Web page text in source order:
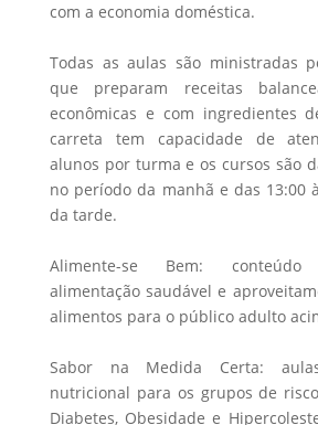
com a economia doméstica.
Todas as aulas são ministradas
que preparam receitas
econômicas e com ingredientes
carreta tem capacidade de
alunos por turma e os cursos são
no período da manhã e das 13:00
da tarde.
Alimente-se Bem:
alimentação saudável e
alimentos para o público adulto
Sabor na Medida Certa:
nutricional para os grupos de
Diabetes, Obesidade e